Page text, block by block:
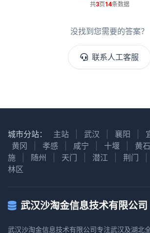
共3页14条数据
没找到您需要的答案？
联系人工客服
城市分站： 主站 武汉 襄阳
黄冈
孝感 咸宁 十堰 黄石
施
随州 天门 潜江 荆门
林区
武汉沙淘金信息技术有限公司
武汉沙淘金信息技术有限公司专注武汉及湖北